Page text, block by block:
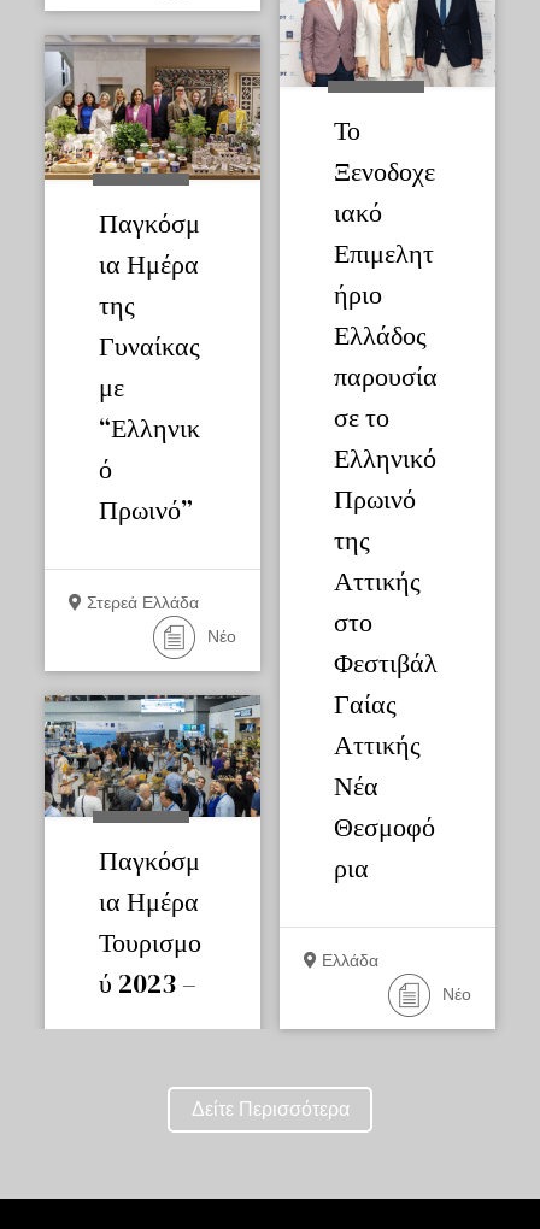
Παγκόσμ
ια Ημέρα
της
Γυναίκας
με
“Ελληνικ
ό
Πρωινό”
Στερεά Ελλάδα
Νέο
Παγκόσμ
ια Ημέρα
Τουρισμο
ύ 2023 –
Το
Ξενοδοχε
ιακό
Επιμελητ
ήριο
Ελλάδος
παρουσία
σε το
Ελληνικό
Πρωινό
της
Αττικής
στο
Φεστιβάλ
Γαίας
Αττικής
Νέα
Θεσμοφό
ρια
Ελλάδα
Νέο
Δείτε Περισσότερα